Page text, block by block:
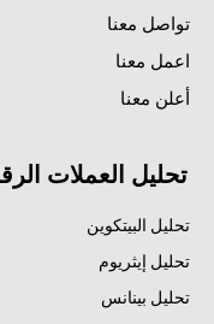
تواصل معنا
اعمل معنا
أعلن معنا
تحليل العملات
تحليل البيتكوين
تحليل إيثريوم
تحليل بينانس